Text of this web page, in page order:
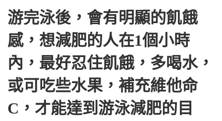
游完泳後，會有明顯的飢餓
感，想減肥的人在1個小時
內，最好忍住飢餓，多喝水，
或可吃些水果，補充維他命
C，才能達到游泳減肥的目